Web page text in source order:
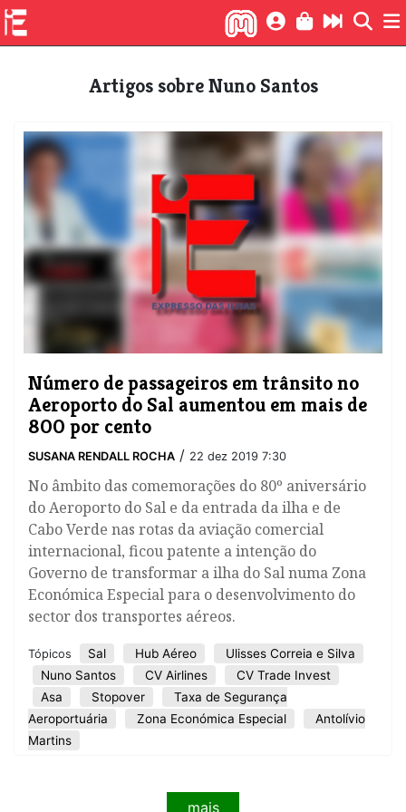
Artigos sobre Nuno Santos
Número de passageiros em trânsito no
Aeroporto do Sal aumentou em mais de
800 por cento
SUSANA RENDALL ROCHA / 22 dez 2019 7:30
No âmbito das comemorações do 80º aniversário
do Aeroporto do Sal e da entrada da ilha e de
Cabo Verde nas rotas da aviação comercial
internacional, ficou patente a intenção do
Governo de transformar a ilha do Sal numa Zona
Económica Especial para o desenvolvimento do
sector dos transportes aéreos.
Tópicos Sal Hub Aéreo
Ulisses Correia e Silva
Nuno Santos
CV Airlines
CV Trade Invest
Asa
Stopover
Taxa de Segurança
Aeroportuária
Zona Económica Especial
Antolívio
Martins
mais